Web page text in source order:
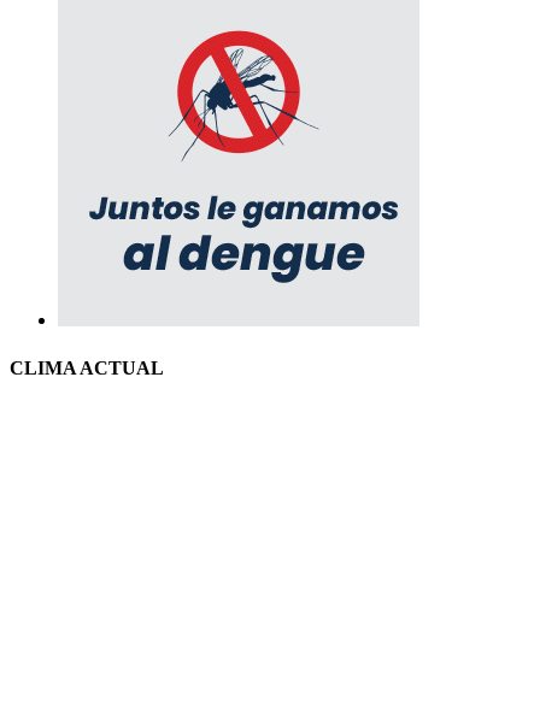
CLIMA ACTUAL